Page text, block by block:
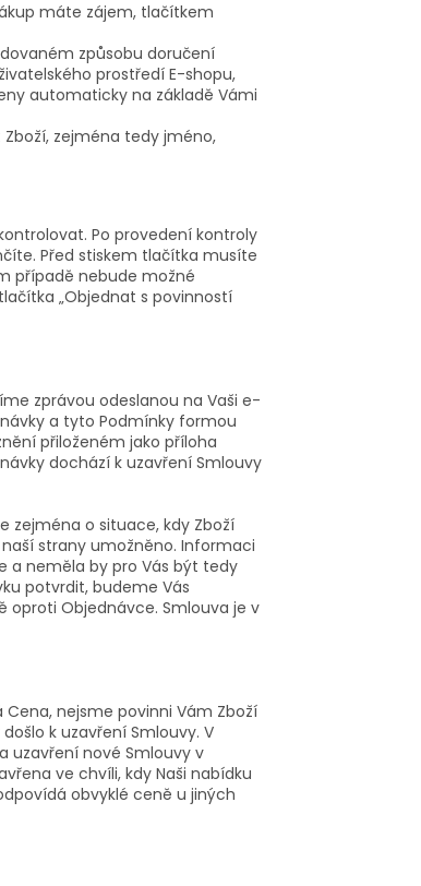
máte zájem, tlačítkem
způsobu doručení
prostředí E-shopu,
automaticky na základě Vámi
zejména tedy jméno,
Po provedení kontroly
Před stiskem tlačítka musíte
případě nebude možné
„Objednat s povinností
zprávou odeslanou na Vaši e-
a tyto Podmínky formou
přiloženém jako příloha
dochází k uzavření Smlouvy
zejména o situace, kdy Zboží
strany umožněno. Informaci
a neměla by pro Vás být tedy
potvrdit, budeme Vás
oproti Objednávce. Smlouva je v
nejsme povinni Vám Zboží
k uzavření Smlouvy. V
uzavření nové Smlouvy v
ve chvíli, kdy Naši nabídku
obvyklé ceně u jiných